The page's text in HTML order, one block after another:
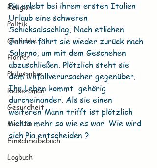
Religion
Politik
Gedichte
Horror
Philosophie
Reiseroman
Gesundheit
Medizin
Einschreibebuch
Logbuch
Pia erlebt bei ihrem ersten Italien
Urlaub eine schweren
Schicksalsschlag. Nach etlichen
Jahren fährt sie wieder zurück nach
Salerno, um mit dem Geschehen
abzuschließen. Plötzlich steht sie
dem Unfallverursacher gegenüber.
Ihr Leben kommt  gehörig
durcheinander. Als sie einen
weiteren Mann trifft ist plötzlich
nichts mehr so wie es war. Wie wird
sich Pia entscheiden ?